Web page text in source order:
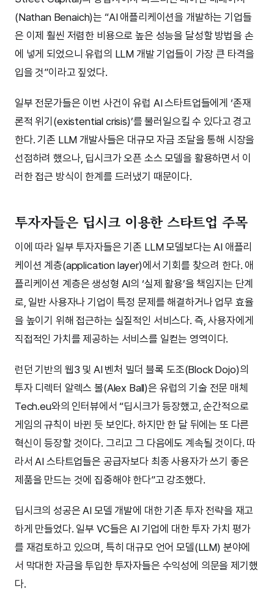
(Nathan Benaich)는 “AI 애플리케이션을 개발하는 기업들
은 이제 훨씬 저렴한 비용으로 높은 성능을 달성할 방법을 손
에 넣게 되었으니 유럽의 LLM 개발 기업들이 가장 큰 타격을
입을 것”이라고 짚었다.
일부 전문가들은 이번 사건이 유럽 AI 스타트업들에게 ‘존재
론적 위기(existential crisis)’를 불러일으킬 수 있다고 경고
한다. 기존 LLM 개발사들은 대규모 자금 조달을 통해 시장을
선점하려 했으나, 딥시크가 오픈 소스 모델을 활용하면서 이
러한 접근 방식이 한계를 드러냈기 때문이다.
투자자들은 딥시크 이용한 스타트업 주목
이에 따라 일부 투자자들은 기존 LLM 모델보다는 AI 애플리
케이션 계층(application layer)에서 기회를 찾으려 한다. 애
플리케이션 계층은 생성형 AI의 ‘실제 활용’을 책임지는 단계
로, 일반 사용자나 기업이 특정 문제를 해결하거나 업무 효율
을 높이기 위해 접근하는 실질적인 서비스다. 즉, 사용자에게
직접적인 가치를 제공하는 서비스를 일컫는 영역이다.
런던 기반의 웹3 및 AI 벤처 빌더 블록 도조(Block Dojo)의
투자 디렉터 알렉스 볼(Alex Ball)은 유럽의 기술 전문 매체
Tech.eu와의 인터뷰에서 “딥시크가 등장했고, 순간적으로
게임의 규칙이 바뀐 듯 보인다. 하지만 한 달 뒤에는 또 다른
혁신이 등장할 것이다. 그리고 그 다음에도 계속될 것이다. 따
라서 AI 스타트업들은 공급자보다 최종 사용자가 쓰기 좋은
제품을 만드는 것에 집중해야 한다”고 강조했다.
딥시크의 성공은 AI 모델 개발에 대한 기존 투자 전략을 재고
하게 만들었다. 일부 VC들은 AI 기업에 대한 투자 가치 평가
를 재검토하고 있으며, 특히 대규모 언어 모델(LLM) 분야에
서 막대한 자금을 투입한 투자자들은 수익성에 의문을 제기했
다.